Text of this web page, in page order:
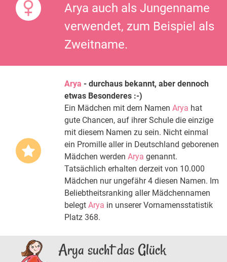
Arya auch als Jungenname
verwendet, zum Beispiel als
Zweitname.
Arya - durchaus bekannt, aber dennoch
etwas Besonderes :-)
Ein Mädchen mit dem Namen Arya hat
gute Chancen, auf ihrer Schule die einzige
mit diesem Namen zu sein. Nicht einmal
ein Promille aller in Deutschland geborenen
Mädchen werden Arya genannt.
Tatsächlich erhalten derzeit von 10.000
Mädchen nur ungefähr 4 diesen Namen. Im
Beliebtheitsranking aller Mädchennamen
belegt Arya in unserer Vornamensstatistik
Platz 368.
Arya sucht das Glück